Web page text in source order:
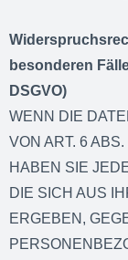
besonderen
DSGVO)
WENN DIE
VON ART. 6
HABEN SIE
DIE SICH AUS
ERGEBEN,